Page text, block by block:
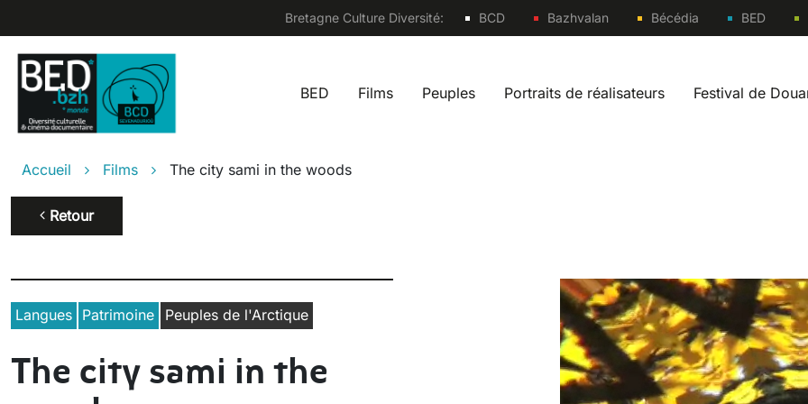
Bretagne Culture Diversité: Sites
BCD Bazhvalan Bécédia BED
Main navigation fr
BED Films Peuples Portraits de réalisateurs Festival de
Fil d'Ariane
Accueil Films The city sami in the woods
Retour
Langues Patrimoine Peuples de l'Arctique
The city sami in the